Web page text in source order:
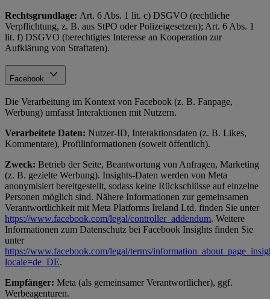
Rechtsgrundlage: Art. 6 Abs. 1 lit. c) DSGVO (rechtliche
Verpflichtung, z. B. aus StPO oder Polizeigesetzen); Art. 6 Abs. 1
lit. f) DSGVO (berechtigtes Interesse an Kooperation zur
Aufklärung von Straftaten).
Facebook
Die Verarbeitung im Kontext von Facebook (z. B. Fanpage,
Werbung) umfasst Interaktionen mit Nutzern.
Verarbeitete Daten: Nutzer-ID, Interaktionsdaten (z. B. Likes,
Kommentare), Profilinformationen (soweit öffentlich).
Zweck: Betrieb der Seite, Beantwortung von Anfragen, Marketing
(z. B. gezielte Werbung). Insights-Daten werden von Meta
anonymisiert bereitgestellt, sodass keine Rückschlüsse auf einzelne
Personen möglich sind. Nähere Informationen zur gemeinsamen
Verantwortlichkeit mit Meta Platforms Ireland Ltd. finden Sie unter
https://www.facebook.com/legal/controller_addendum. Weitere
Informationen zum Datenschutz bei Facebook Insights finden Sie
unter
https://www.facebook.com/legal/terms/
locale=de_DE.
Empfänger: Meta (als gemeinsamer Verantwortlicher), ggf.
Werbeagenturen.